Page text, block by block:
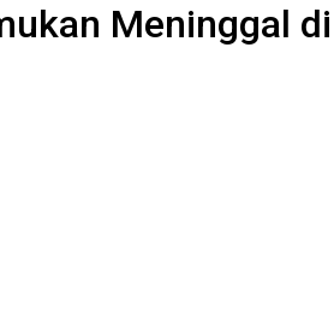
Meninggal